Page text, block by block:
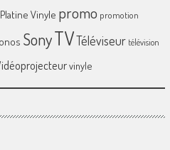
Platine Vinyle promo promotion
SonyTVTéléviseur télévision
vinyle